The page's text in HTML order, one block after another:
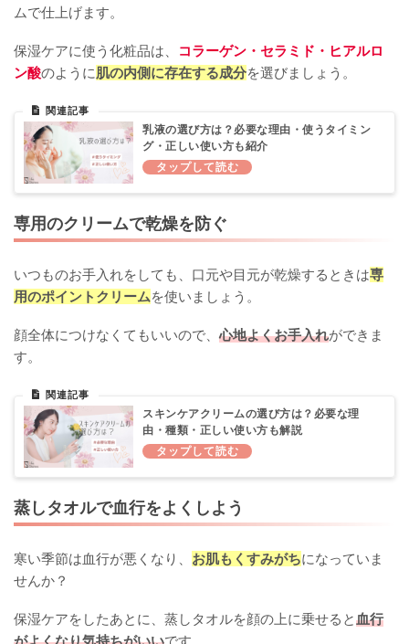
ムで仕上げます。
保湿ケアに使う化粧品は、
コラーゲン・セラミド・ヒアルロ
ン酸のように肌の内側に存在する成分を選びましょう。
乳液の選び方は？必要な理由・使うタイミン
グ・正しい使い方も紹介
専用のクリームで乾燥を防ぐ
いつものお手入れをしても、口元や目元が乾燥するときは専
用のポイントクリームを使いましょう。
顔全体につけなくてもいいので、心地よくお手入れができま
す。
スキンケアクリームの選び方は？必要な理
由・種類・正しい使い方も解説
蒸しタオルで血行をよくしよう
寒い季節は血行が悪くなり、 お肌もくすみがちになっていま
せんか？
保湿ケアをしたあとに、蒸しタオルを顔の上に乗せると血行